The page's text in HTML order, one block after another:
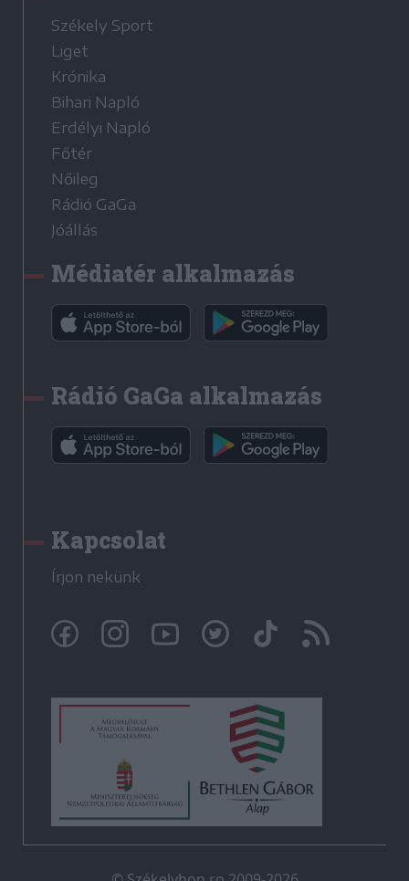
Székely Sport
Liget
Krónika
Bihari Napló
Erdélyi Napló
Főtér
Nőileg
Rádió GaGa
Jóállás
Médiatér alkalmazás
Rádió GaGa alkalmazás
Kapcsolat
Írjon nekünk